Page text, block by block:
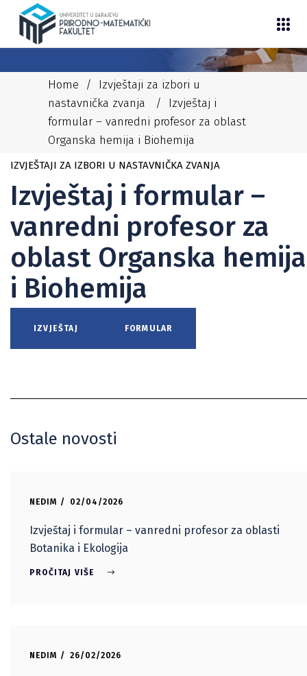
Home / Izvještaji za izbori u
nastavnička zvanja
/ Izvještaj i
formular – vanredni profesor za oblast
Organska hemija i Biohemija
02/04/2026
NEDIM
IZVJEŠTAJI ZA IZBORI U NASTAVNIČKA ZVANJA
Izvještaj i formular –
vanredni profesor za
oblast Organska hemija
i Biohemija
IZVJEŠTAJ FORMULAR
Ostale novosti
NEDIM 02/04/2026
Izvještaj i formular – vanredni profesor za oblasti
Botanika i Ekologija
PROČITAJ VIŠE
NEDIM 26/02/2026